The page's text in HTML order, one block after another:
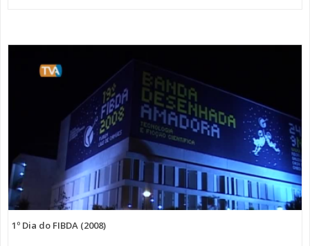
1º Dia do FIBDA (2008)